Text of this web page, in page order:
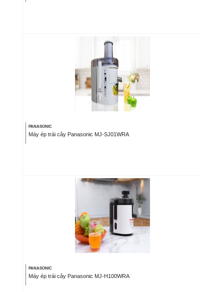
PANASONIC
Máy ép trái cây Panasonic MJ-SJ01WRA
PANASONIC
Máy ép trái cây Panasonic MJ-H100WRA